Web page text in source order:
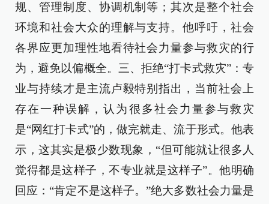
规、管理制度、协调机制等；其次是整个社会
环境和社会大众的理解与支持。他呼吁，社会
各界应更加理性地看待社会力量参与救灾的行
为，避免以偏概全。三、拒绝“打卡式救灾”：专
业与持续才是主流卢毅特别指出，当前社会上
存在一种误解，认为很多社会力量参与救灾
是“网红打卡式”的，做完就走、流于形式。他表
示，这其实是极少数现象，“但可能就让很多人
觉得都是这样子，不专业就是这样子”。他明确
回应：“肯定不是这样子。”绝大多数社会力量是